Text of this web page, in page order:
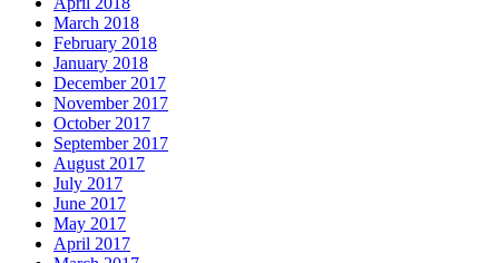
March 2018
February 2018
January 2018
December 2017
November 2017
October 2017
September 2017
August 2017
July 2017
June 2017
May 2017
April 2017